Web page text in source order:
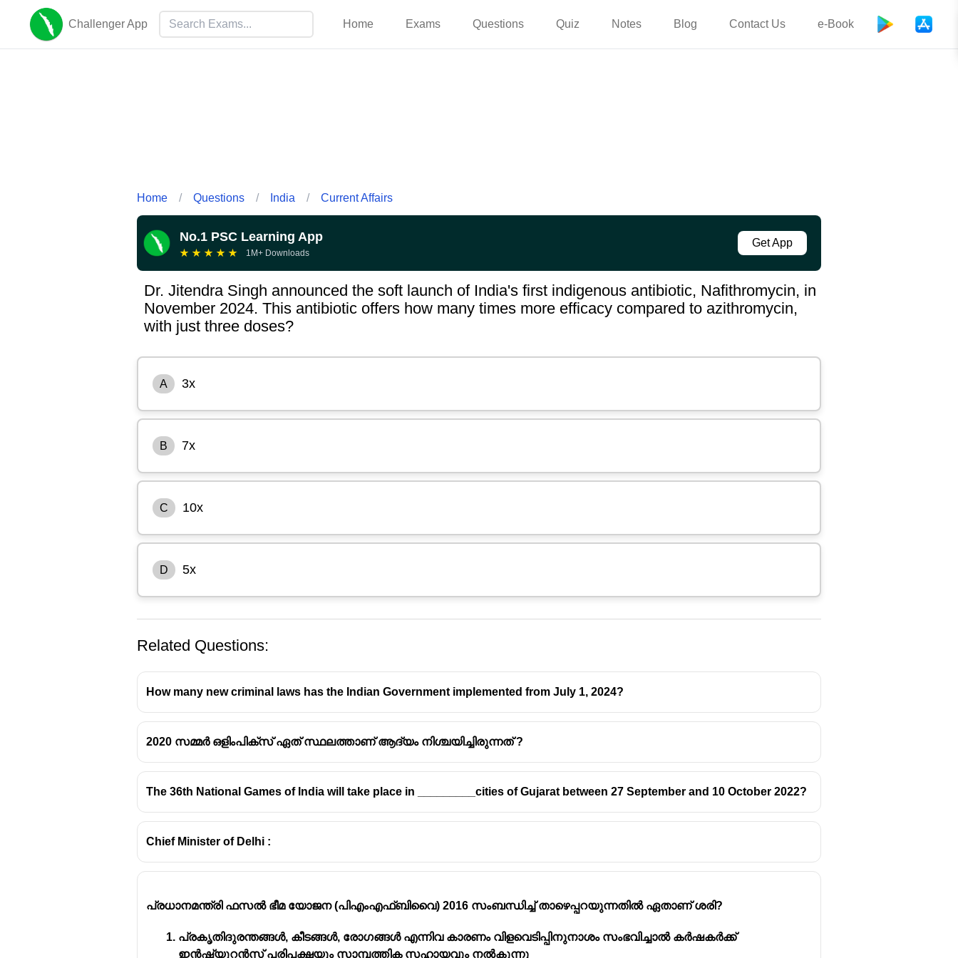
Challenger App Home Exams Questions Quiz Notes Blog Contact Us e-Book
Home / Questions / India / Current Affairs
No.1 PSC Learning App
★ ★ ★ ★ ★ 1M+ Downloads
Get App
Dr. Jitendra Singh announced the soft launch of India's first indigenous antibiotic, Nafithromycin, in
November 2024. This antibiotic offers how many times more efficacy compared to azithromycin,
with just three doses?
A 3x
B 7x
C 10x
D 5x
Related Questions:
How many new criminal laws has the Indian Government implemented from July 1, 2024?
2020 സമ്മർ ഒളിംപിക്സ് ഏത് സ്ഥലത്താണ് ആദ്യം നിശ്ചയിച്ചിരുന്നത് ?
The 36th National Games of India will take place in _________cities of Gujarat between 27 September and 10 October 2022?
Chief Minister of Delhi :
പ്രധാനമന്ത്രി ഫസൽ ഭീമ യോജന (പിഎംഎഫ്ബിവൈ) 2016 സംബന്ധിച്ച് താഴെപ്പറയുന്നതിൽ ഏതാണ് ശരി?
പ്രകൃതിദുരന്തങ്ങൾ, കീടങ്ങൾ, രോഗങ്ങൾ എന്നിവ കാരണം വിളവെടിപ്പിനുനാശം സംഭവിച്ചാൽ കർഷകർക്ക്
ഇൻഷ്യൂറൻസ് പരിപക്ഷയും സാമ്പത്തിക സഹായവും നൽകുന്നു